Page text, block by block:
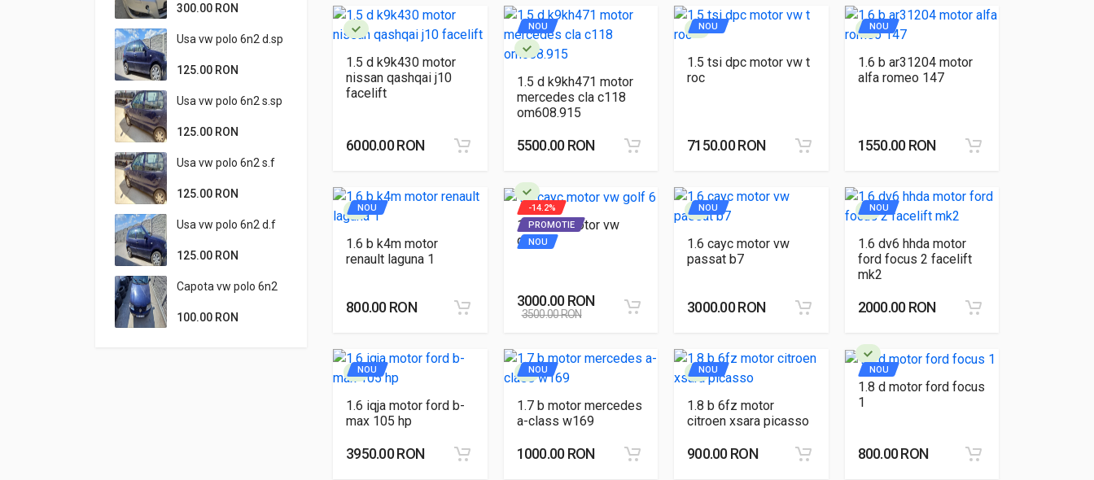
300.00 RON
Usa vw polo 6n2 d.sp
125.00 RON
Usa vw polo 6n2 s.sp
125.00 RON
Usa vw polo 6n2 s.f
125.00 RON
Usa vw polo 6n2 d.f
125.00 RON
Capota vw polo 6n2
100.00 RON
1.5 d k9k430 motor
nissan qashqai j10
facelift
6000.00 RON
NOU
1.5 d k9kh471 motor
mercedes cla c118
om608.915
5500.00 RON
NOU
1.5 tsi dpc motor vw t
roc
7150.00 RON
NOU
1.6 b ar31204 motor
alfa romeo 147
1550.00 RON
NOU
1.6 b k4m motor
renault laguna 1
800.00 RON
-14.2%
PROMOTIE
NOU
1.6 cayc motor vw
golf 6
3000.00 RON
3500.00 RON
NOU
1.6 cayc motor vw
passat b7
3000.00 RON
NOU
1.6 dv6 hhda motor
ford focus 2 facelift
mk2
2000.00 RON
NOU
1.6 iqja motor ford b-
max 105 hp
3950.00 RON
NOU
1.7 b motor mercedes
a-class w169
1000.00 RON
NOU
1.8 b 6fz motor
citroen xsara picasso
900.00 RON
NOU
1.8 d motor ford focus
1
800.00 RON